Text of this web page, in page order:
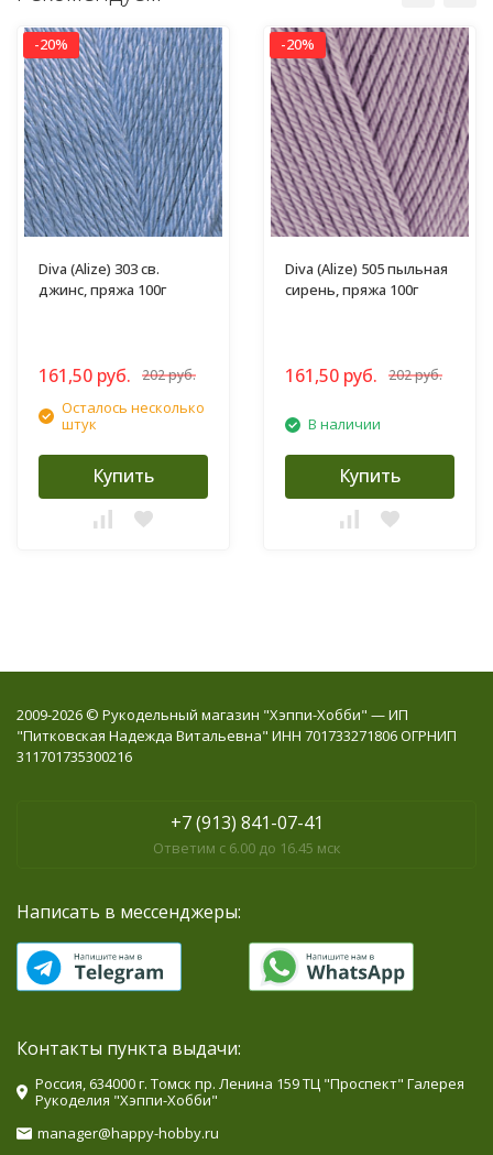
-20%
Diva (Alize) 303 св.
джинс, пряжа 100г
161,50 руб. 202 руб.
Осталось несколько
штук
Купить
-20%
Diva (Alize) 505 пыльная
сирень, пряжа 100г
161,50 руб. 202 руб.
В наличии
Купить
2009-2026 © Рукодельный магазин "Хэппи-Хобби" — ИП
"Питковская Надежда Витальевна" ИНН 701733271806 ОГРНИП
311701735300216
+7 (913) 841-07-41
Ответим с 6.00 до 16.45 мск
Написать в мессенджеры:
Контакты пункта выдачи:
Россия, 634000 г. Томск пр. Ленина 159 ТЦ "Проспект" Галерея
Рукоделия "Хэппи-Хобби"
manager@happy-hobby.ru